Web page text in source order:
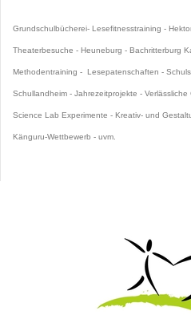
Grundschulbücherei- Lesefitnesstraining -
Theaterbesuche - Heuneburg - Bachritterburg
Methodentraining - Lesepatenschaften -
Schullandheim - Jahrezeitprojekte -
Science Lab Experimente - Kreativ- und
Känguru-Wettbewerb - uvm.